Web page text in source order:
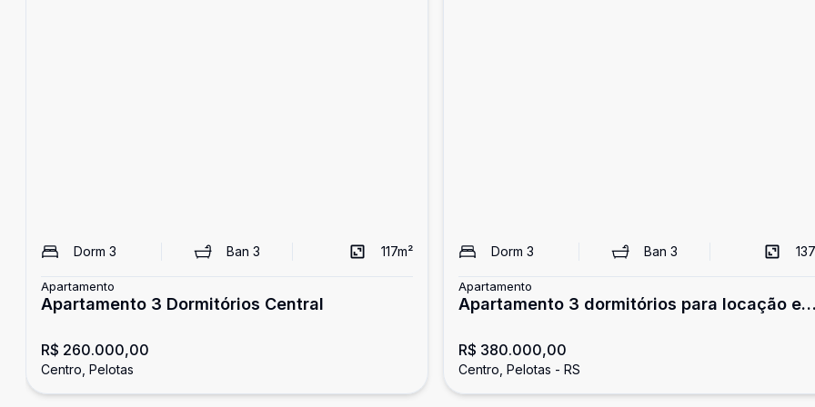
Dorm 3 Ban3 117m²
Apartamento
Apartamento 3 Dormitórios Central
R$ 260.000,00
Centro, Pelotas
Dorm 3 Ban 3 137
Apartamento
Apartamento 3 dormitórios para locação em
R$ 380.000,00
Centro, Pelotas - RS